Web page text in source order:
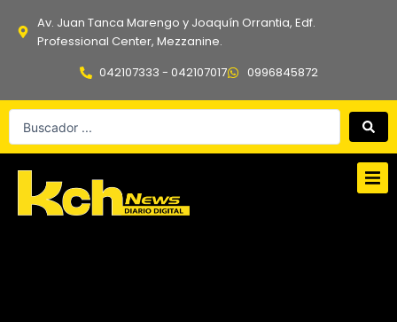
Av. Juan Tanca Marengo y Joaquín Orrantia, Edf.
Professional Center, Mezzanine.
042107333 - 042107017
0996845872
Search